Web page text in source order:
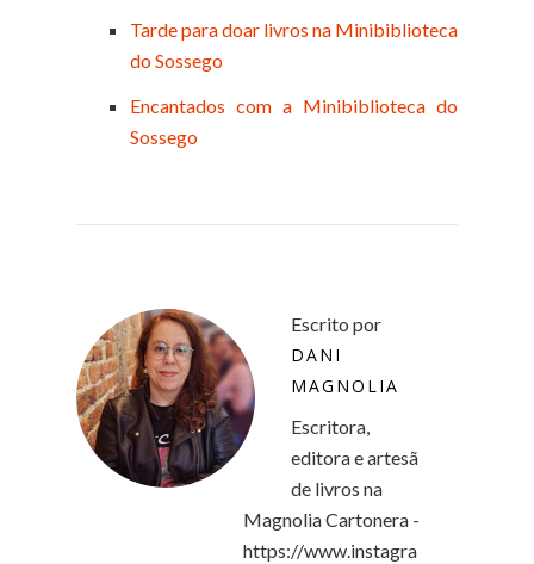
Tarde para doar livros na Minibiblioteca
do Sossego
Encantados com a Minibiblioteca do
Sossego
Escrito por
DANI
MAGNOLIA
Escritora,
editora e artesã
de livros na
Magnolia Cartonera -
https://www.instagra